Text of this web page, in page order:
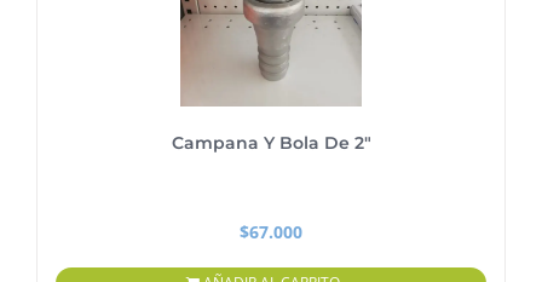
Campana Y Bola De 2″
$67.000